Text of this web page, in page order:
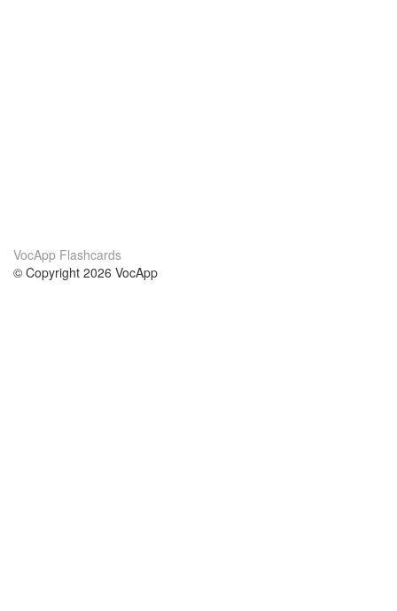
VocApp Flashcards
© Copyright 2026 VocApp